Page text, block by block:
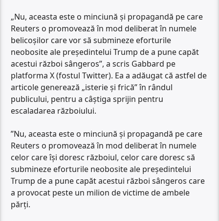
„Nu, aceasta este o minciună și propagandă pe care
Reuters o promovează în mod deliberat în numele
belicoșilor care vor să submineze eforturile
neobosite ale președintelui Trump de a pune capăt
acestui război sângeros”, a scris Gabbard pe
platforma X (fostul Twitter). Ea a adăugat că astfel de
articole generează „isterie și frică” în rândul
publicului, pentru a câștiga sprijin pentru
escaladarea războiului.
”Nu, aceasta este o minciună și propagandă pe care
Reuters o promovează în mod deliberat în numele
celor care își doresc războiul, celor care doresc să
submineze eforturile neobosite ale președintelui
Trump de a pune capăt acestui război sângeros care
a provocat peste un milion de victime de ambele
părți.